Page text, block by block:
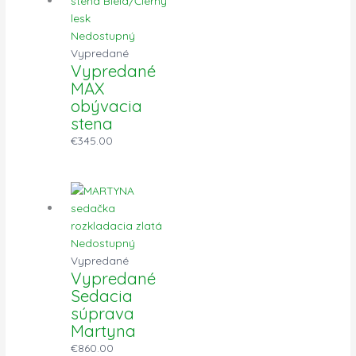
Nedostupný
Vypredané
Vypredané
MAX
obývacia
stena
€345.00
Nedostupný
Vypredané
Vypredané
Sedacia
súprava
Martyna
€860.00